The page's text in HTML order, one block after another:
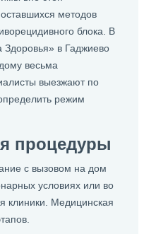
методов
блока. В
Здоровья» в Гаджиево
весьма
выезжают по
режим
процедуры
с вызовом на дом
условиях или во
клиники. Медицинская